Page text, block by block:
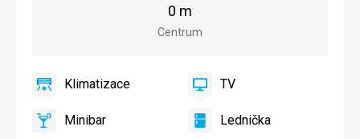
centra
Centrum
0 m
Klimatizace
Klimatizace
ano TV TV
ano
Minibar,Minibar
ano LedničkaLednička
ano